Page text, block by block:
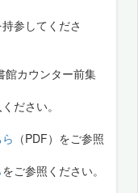
参してくださ
カウンター前集
ください。
（PDF）をご参照
をご参照ください。